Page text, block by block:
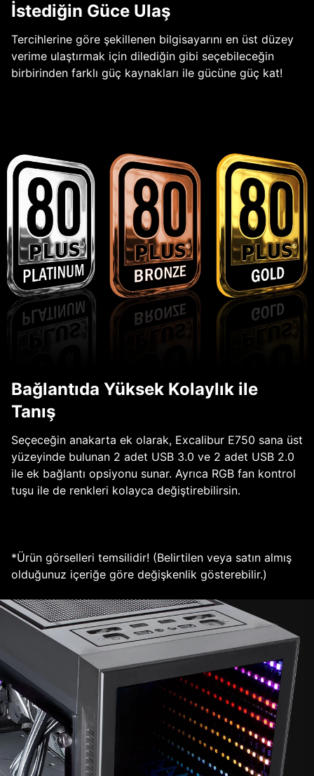
İstediğin Güce Ulaş
Tercihlerine göre şekillenen bilgisayarını en üst düzey
verime ulaştırmak için dilediğin gibi seçebileceğin
birbirinden farklı güç kaynakları ile gücüne güç kat!
Bağlantıda Yüksek Kolaylık ile
Tanış
Seçeceğin anakarta ek olarak, Excalibur E750 sana üst
yüzeyinde bulunan 2 adet USB 3.0 ve 2 adet USB 2.0
ile ek bağlantı opsiyonu sunar. Ayrıca RGB fan kontrol
tuşu ile de renkleri kolayca değiştirebilirsin.
*Ürün görselleri temsilidir! (Belirtilen veya satın almış
olduğunuz içeriğe göre değişkenlik gösterebilir.)